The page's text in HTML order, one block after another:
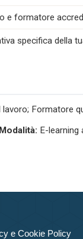
formatore
specifica della
Formatore
Modalità: E-learning
e Cookie Policy